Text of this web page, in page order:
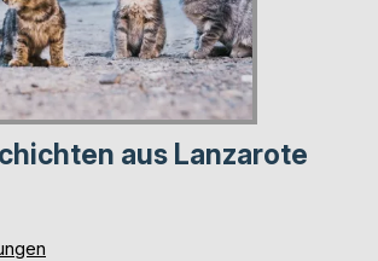
aus Lanzarote